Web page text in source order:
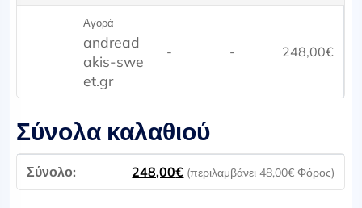
Αγορά
andread
akis-swe
et.gr
- - 248,00€
Σύνολα καλαθιού
248,00€ (περιλαμβάνει48,00€ Φόρος)